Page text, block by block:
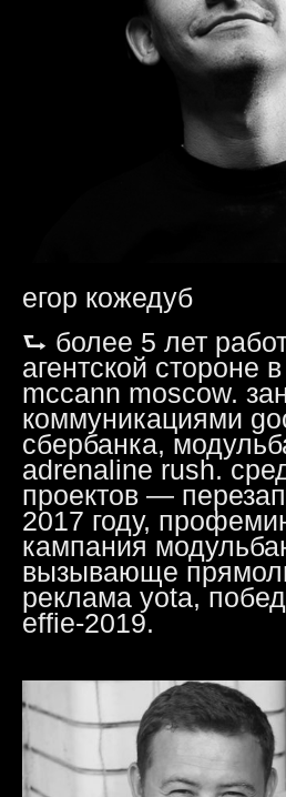
егор кожедуб
⮑ более 5 лет
агентской стороне
mccann moscow.
коммуникациями
сбербанка,
adrenaline rush.
проектов —
2017 году,
кампания
вызывающе
реклама yota,
effie-2019.